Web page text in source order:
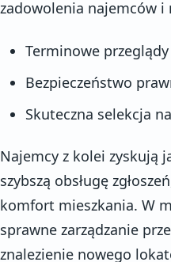
zadowolenia najemców
Terminowe
Bezpieczeństwo
Skuteczna selekcja
Najemcy z kolei zyskują
szybszą obsługę
komfort mieszkania. W
sprawne zarządzanie
znalezienie nowego